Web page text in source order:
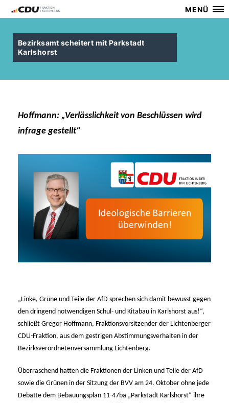
MENÜ
Bezirksamt scheitert mit Parkstadt
Karlshorst
Hoffmann: „Verlässlichkeit von Beschlüssen wird
infrage gestellt“
Linke, Grüne und Teile der AfD sprechen sich damit bewusst gegen
den dringend notwendigen Schul- und Kitabau in Karlshorst aus!“,
schließt Gregor Hoffmann, Fraktionsvorsitzender der Lichtenberger
CDU-Fraktion, aus dem gestrigen Abstimmungsverhalten in der
Bezirksverordnetenversammlung Lichtenberg.
Überraschend hatten die Fraktionen der Linken und Teile der AfD
sowie die Grünen in der Sitzung der BVV am 24. Oktober ohne jede
Debatte dem Bebauungsplan 11-47ba „Parkstadt Karlshorst“ ihre